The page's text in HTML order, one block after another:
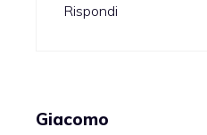
Rispondi
Giacomo